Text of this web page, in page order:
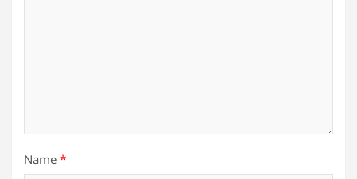
Name *